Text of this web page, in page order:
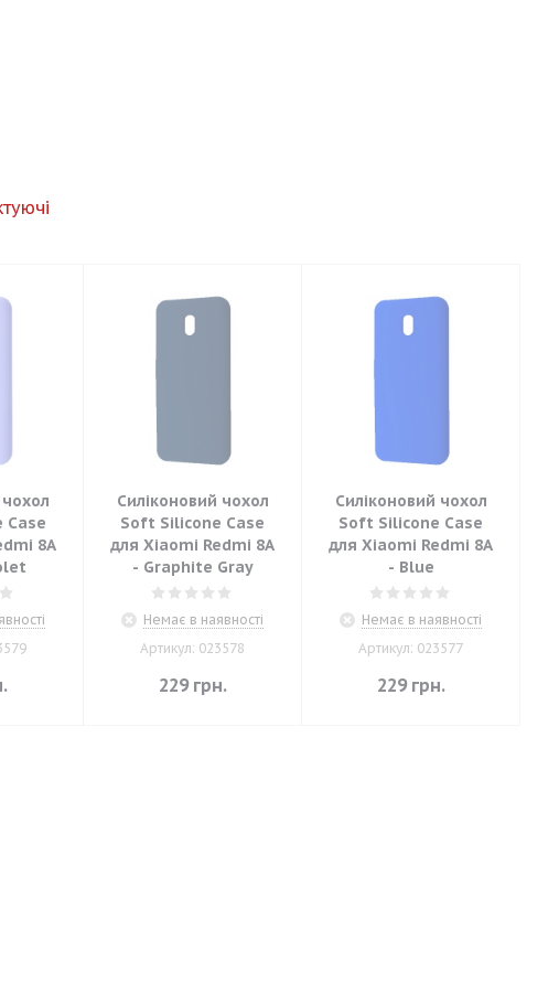
Case
8A
Силіконовий чохол
Soft Silicone Case
для Xiaomi Redmi 8A
- Graphite Gray
Немає в наявності
Артикул: 023578
229грн.
Силіконовий чохол
Soft Silicone Case
для Xiaomi Redmi 8A
- Blue
Немає в наявності
Артикул: 023577
229грн.